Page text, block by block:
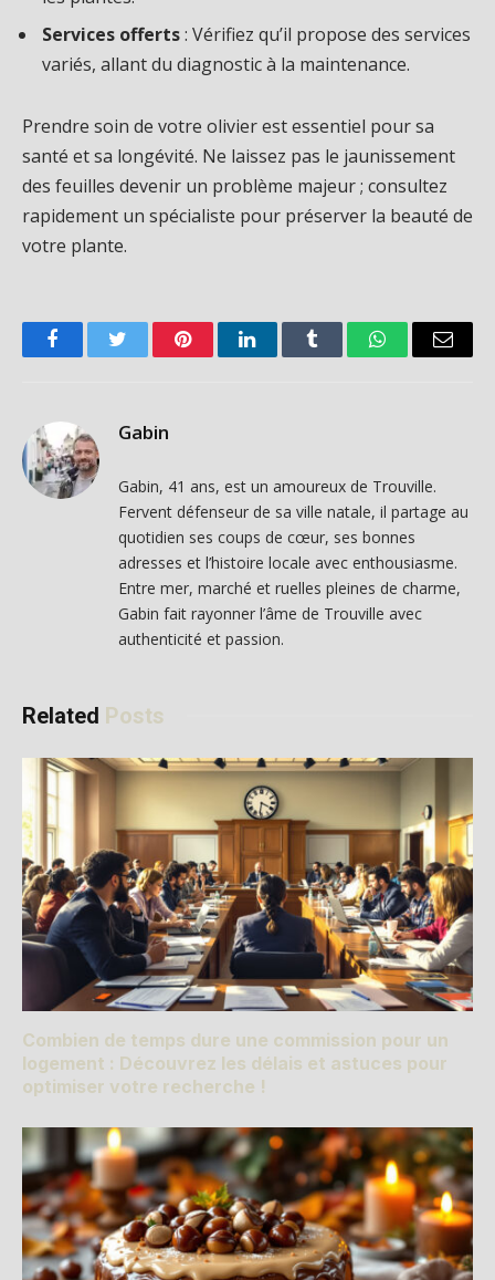
Services offerts: Vérifiez qu’il propose des services
variés, allant du diagnostic à la maintenance.
Prendre soin de votre olivier est essentiel pour sa
santé et sa longévité. Ne laissez pas le jaunissement
des feuilles devenir un problème majeur ; consultez
rapidement un spécialiste pour préserver la beauté de
votre plante.
FacebookTwitter PinterestLinkedInTumblr WhatsAppEmail
Gabin
Gabin, 41 ans, est un amoureux de Trouville.
Fervent défenseur de sa ville natale, il partage au
quotidien ses coups de cœur, ses bonnes
adresses et l’histoire locale avec enthousiasme.
Entre mer, marché et ruelles pleines de charme,
Gabin fait rayonner l’âme de Trouville avec
authenticité et passion.
Related Posts
Combien de temps dure une commission pour un
logement : Découvrez les délais et astuces pour
optimiser votre recherche !